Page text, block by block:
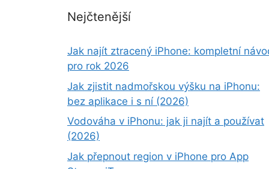
Nejčtenější
Jak najít ztracený iPhone: kompletní
pro rok 2026
Jak zjistit nadmořskou výšku na iPhonu:
bez aplikace i s ní (2026)
Vodováha v iPhonu: jak ji najít a používat
(2026)
Jak přepnout region v iPhone pro App